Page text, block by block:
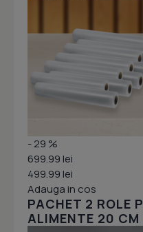
- 29 %
699.99 lei
499.99 lei
Adauga in cos
PACHET 2 ROLE
ALIMENTE 20 CM